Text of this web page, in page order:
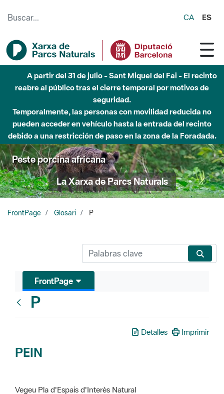
CA ES
Hasta diciembre de 2026 - Parque Fluvial Besós -
Afectaciones en el cauce del Parque Fluvial del Besòs debido
a obras de construcción de una pasarela sobre el río
Peste porcina africana
La Xarxa de Parcs Naturals
FrontPage Glosari P
Glosari
P
PEIN
Vegeu Pla d'Espais d'Interès Natural